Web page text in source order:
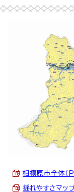
相模原市全体（
揺れやすさマッ